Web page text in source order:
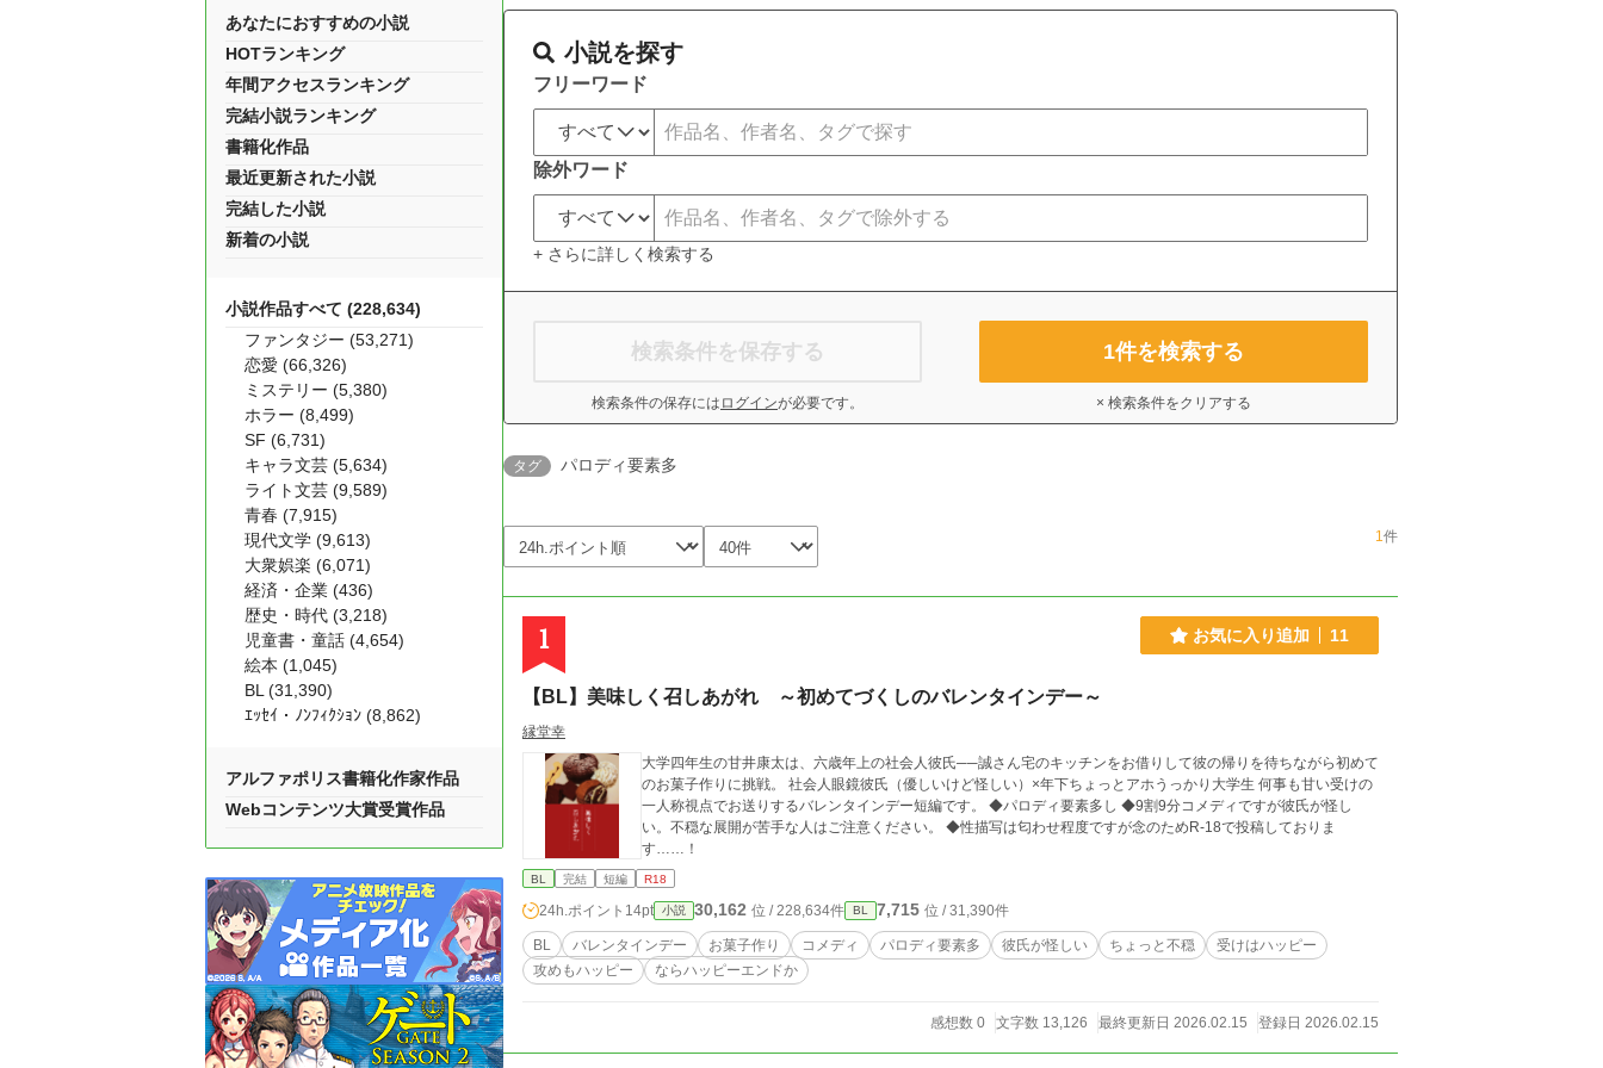
小説を探す
フリーワード
除外ワード
+ さらに詳しく検索する
検索条件を保存する
検索条件の保存には ログインが必要です。
1件を検索する
× 検索条件をクリアする
タグ パロディ要素多
1件
1 お気に入り追加 11
【BL】美味しく召しあがれ ～初めてづくしのバレンタインデー～
縁堂幸
大学四年生の甘井康太は、六歳年上の社会人彼氏──誠さん宅のキッチンをお借りして彼の帰りを待ちながら初めて
のお菓子作りに挑戦。 社会人眼鏡彼氏（優しいけど怪しい）×年下ちょっとアホうっかり大学生 何事も甘い受けの
一人称視点でお送りするバレンタインデー短編です。 ◆パロディ要素多し ◆9割9分コメディですが彼氏が怪し
い。不穏な展開が苦手な人はご注意ください。 ◆性描写は匂わせ程度ですが念のためR-18で投稿しておりま
す……！
BL 完結 短編 R18
24h.ポイント 14pt 小説 30,162 位 / 228,634件 BL 7,715 位 / 31,390件
BL バレンタインデー お菓子作り コメディ パロディ要素多 彼氏が怪しい ちょっと不穏
受けはハッピー
攻めもハッピー
ならハッピーエンドか
感想数 0 文字数 13,126 最終更新日 2026.02.15 登録日 2026.02.15
あなたにおすすめの小説
HOTランキング
年間アクセスランキング
完結小説ランキング
書籍化作品
最近更新された小説
完結した小説
新着の小説
小説作品すべて (228,634)
ファンタジー (53,271)
恋愛 (66,326)
ミステリー (5,380)
ホラー (8,499)
SF (6,731)
キャラ文芸 (5,634)
ライト文芸 (9,589)
青春 (7,915)
現代文学 (9,613)
大衆娯楽 (6,071)
経済・企業 (436)
歴史・時代 (3,218)
児童書・童話 (4,654)
絵本 (1,045)
BL (31,390)
ｴｯｾｲ・ﾉﾝﾌｨｸｼｮﾝ (8,862)
アルファポリス書籍化作家作品
Webコンテンツ大賞受賞作品